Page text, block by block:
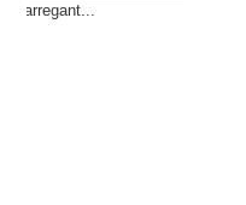
Carregant...